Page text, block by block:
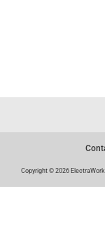
Copyright © 2026